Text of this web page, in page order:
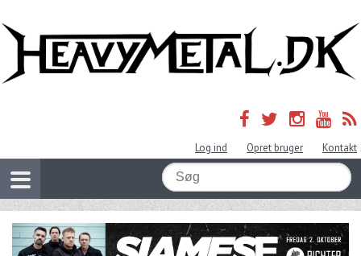
Log ind Opret bruger Kontakt